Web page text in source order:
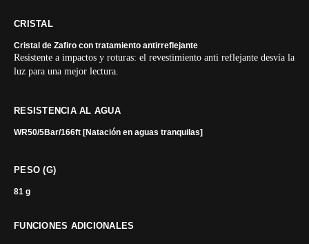
CRISTAL
Cristal de Zafiro con tratamiento antirreflejante
Resistente a impactos y roturas: el revestimiento anti reflejante desvía la
luz para una mejor lectura.
RESISTENCIA AL AGUA
WR50/5Bar/166ft [Natación en aguas tranquilas]
PESO (G)
81 g
FUNCIONES ADICIONALES